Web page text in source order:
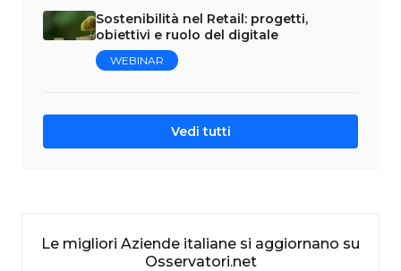
Sostenibilità nel Retail: progetti,
obiettivi e ruolo del digitale
WEBINAR
Vedi tutti
Le migliori Aziende italiane si aggiornano su
Osservatori.net